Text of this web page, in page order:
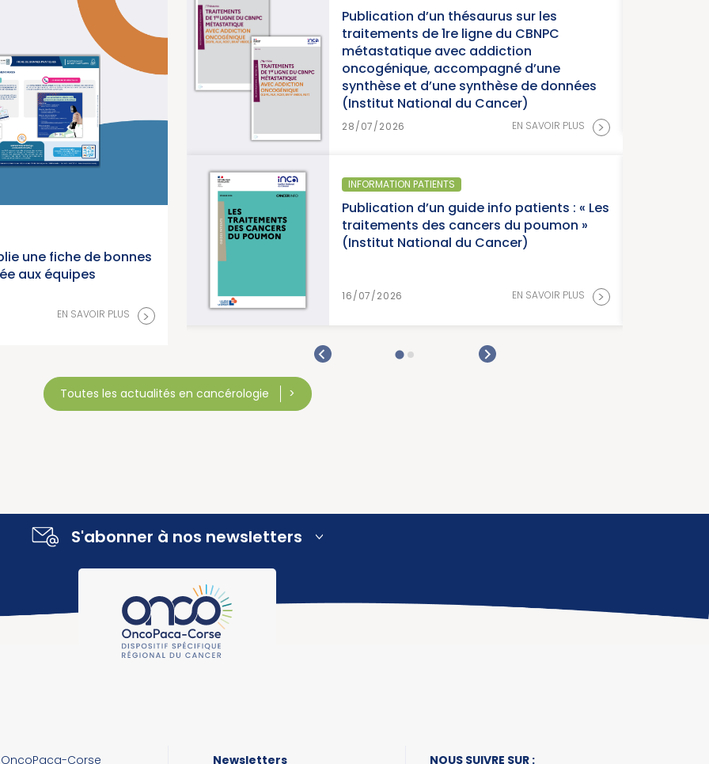
une fiche de bonnes
aux équipes
EN SAVOIR PLUS >
d’activité 2025 « Une
pour la lutte contre les
National du Cancer)
EN SAVOIR PLUS
des cancers en
Publication d’un thésaurus sur les
traitements de 1re ligne du CBNPC
métastatique avec addiction
oncogénique, accompagné d’une
synthèse et d’une synthèse de données
(Institut National du Cancer)
28/07/2026 EN SAVOIR PLUS >
INFORMATION PATIENTS
Publication d’un guide info patients : « Les
traitements des cancers du poumon »
(Institut National du Cancer)
16/07/2026 EN SAVOIR PLUS >
Toutes les actualités en cancérologie
S'abonner à nos newsletters
OncoPaca-Corse Newsletters NOUS SUIVRE SUR :